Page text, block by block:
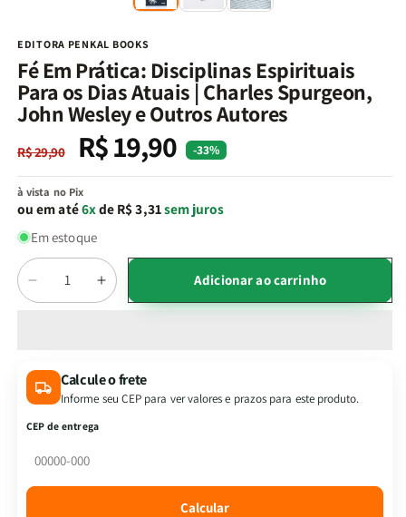
EDITORA PENKAL BOOKS
Fé Em Prática: Disciplinas Espirituais
Para os Dias Atuais | Charles Spurgeon,
John Wesley e Outros Autores
Preço
normal
R$ 29,90
Preço
promocional
R$ 19,90 -33%
à vista no Pix
ou em até6xde R$ 3,31sem juros
Em estoque
Quantidade
Diminuir
a
Em
Prática:
Disciplinas
Para
Aumentar
a
Em
Prática:
Adicionar ao carrinho
Calcule o frete
Informe seu CEP para ver valores e prazos para este produto.
CEP de entrega
Calcular